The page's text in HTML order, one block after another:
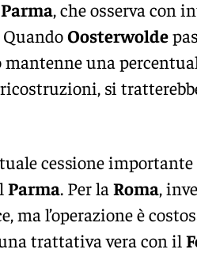
Parma, che osserva con
QuandoOosterwolde
una
si
cessione
Parma. Per la Roma,
ma l’operazione è
trattativa vera con il